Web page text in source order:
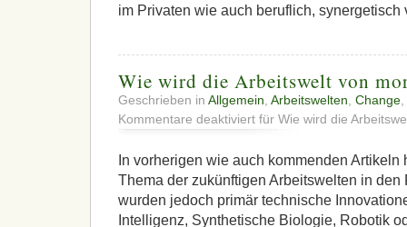
im Privaten wie auch beruflich,
Wie wird die Arbeitswelt von
Geschrieben in Allgemein Arbeitswelten Change
Kommentare deaktiviert für Wie wird die
In vorherigen wie auch kommenden Artikeln
Thema der zukünftigen Arbeitswelten in den
wurden jedoch primär technische
Intelligenz, Synthetische Biologie, Robotik